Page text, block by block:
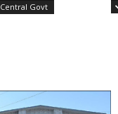
Central Govt